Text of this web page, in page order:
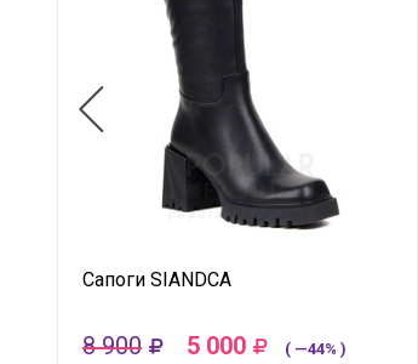
Сапоги SIANDCA
8 900 5 000 ( —44% )